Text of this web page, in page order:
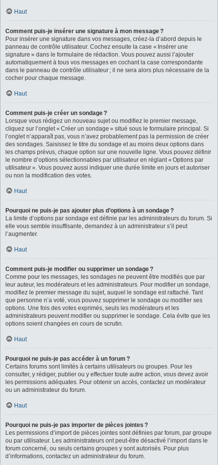
Haut
Comment puis-je insérer une signature à mon message ?
Pour insérer une signature dans vos messages, créez-la d’abord depuis le
panneau de contrôle utilisateur. Cochez ensuite la case « Insérer une
signature » dans le formulaire de rédaction. Vous pouvez aussi l’ajouter
automatiquement à tous vos messages en cochant la case correspondante
dans le panneau de contrôle utilisateur ; il ne sera alors plus nécessaire de la
cocher pour chaque message.
Haut
Comment puis-je créer un sondage ?
Lorsque vous rédigez un nouveau sujet ou modifiez le premier message,
cliquez sur l’onglet « Créer un sondage » situé sous le formulaire principal. Si
l’onglet n’apparaît pas, vous n’avez probablement pas la permission de créer
des sondages. Saisissez le titre du sondage et au moins deux options dans
les champs prévus, chaque option sur une nouvelle ligne. Vous pouvez définir
le nombre d’options sélectionnables par utilisateur en réglant « Options par
utilisateur ». Vous pouvez aussi indiquer une durée limite en jours et autoriser
ou non la modification des votes.
Haut
Pourquoi ne puis-je pas ajouter plus d’options à un sondage ?
La limite d’options par sondage est définie par les administrateurs du forum. Si
elle vous semble insuffisante, demandez à un administrateur s’il peut
l’augmenter.
Haut
Comment puis-je modifier ou supprimer un sondage ?
Comme pour les messages, les sondages ne peuvent être modifiés que par
leur auteur, les modérateurs et les administrateurs. Pour modifier un sondage,
modifiez le premier message du sujet, auquel le sondage est rattaché. Tant
que personne n’a voté, vous pouvez supprimer le sondage ou modifier ses
options. Une fois des votes exprimés, seuls les modérateurs et les
administrateurs peuvent modifier ou supprimer le sondage. Cela évite que les
options soient changées en cours de scrutin.
Haut
Pourquoi ne puis-je pas accéder à un forum ?
Certains forums sont limités à certains utilisateurs ou groupes. Pour les
consulter, y rédiger, publier ou y effectuer toute autre action, vous devez avoir
les permissions adéquates. Pour obtenir un accès, contactez un modérateur
ou un administrateur du forum.
Haut
Pourquoi ne puis-je pas importer de pièces jointes ?
Les permissions d’import de pièces jointes sont définies par forum, par groupe
ou par utilisateur. Les administrateurs ont peut-être désactivé l’import dans le
forum concerné, ou seuls certains groupes y sont autorisés. Pour plus
d’informations, contactez un administrateur du forum.